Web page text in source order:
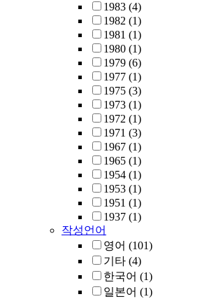
1983 (4)
1982 (1)
1981 (1)
1980 (1)
1979 (6)
1977 (1)
1975 (3)
1973 (1)
1972 (1)
1971 (3)
1967 (1)
1965 (1)
1954 (1)
1953 (1)
1951 (1)
1937 (1)
작성언어
영어 (101)
기타 (4)
한국어 (1)
일본어 (1)